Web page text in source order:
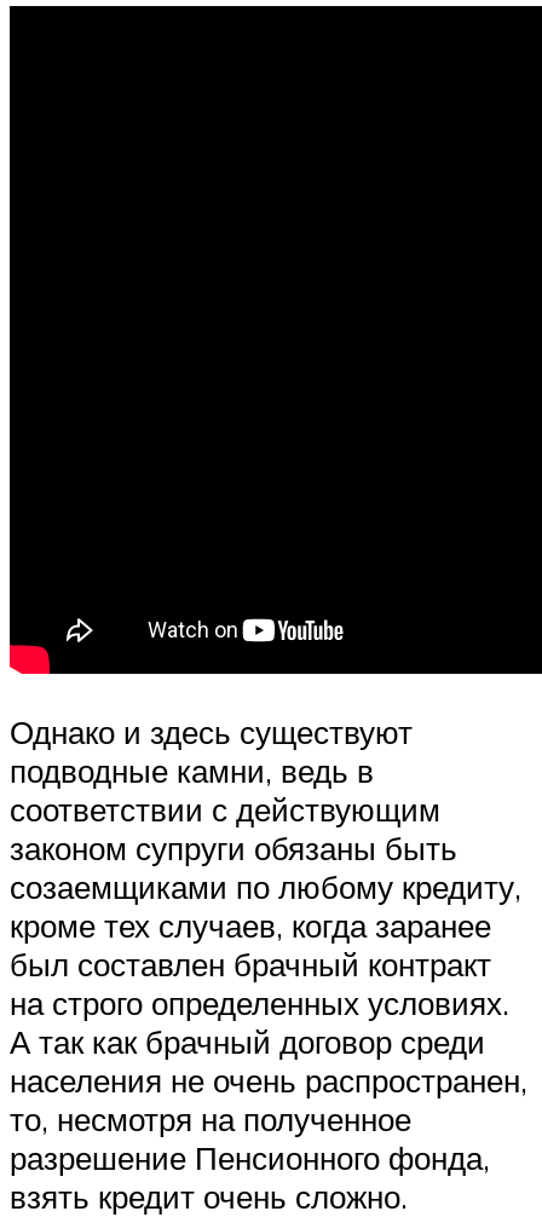
Однако и здесь существуют
подводные камни, ведь в
соответствии с действующим
законом супруги обязаны быть
созаемщиками по любому кредиту,
кроме тех случаев, когда заранее
был составлен брачный контракт
на строго определенных условиях.
А так как брачный договор среди
населения не очень распространен,
то, несмотря на полученное
разрешение Пенсионного фонда,
взять кредит очень сложно.